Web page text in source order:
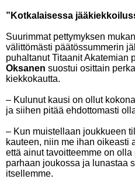
”Kotkalaisessa
Suurimmat pettymyksen
välittömästi päätössummerin
puhaltanut Titaanit Akatemian
Oksanen suostui osittain
kiekkokautta.
– Kulunut kausi on ollut
ja siihen pitää ehdottomasti
– Kun muistellaan joukkueen
kauteen, niin me ihan oikeasti
että ainut tavoitteemme on
parhaan joukossa ja lunastaa
itsellemme.